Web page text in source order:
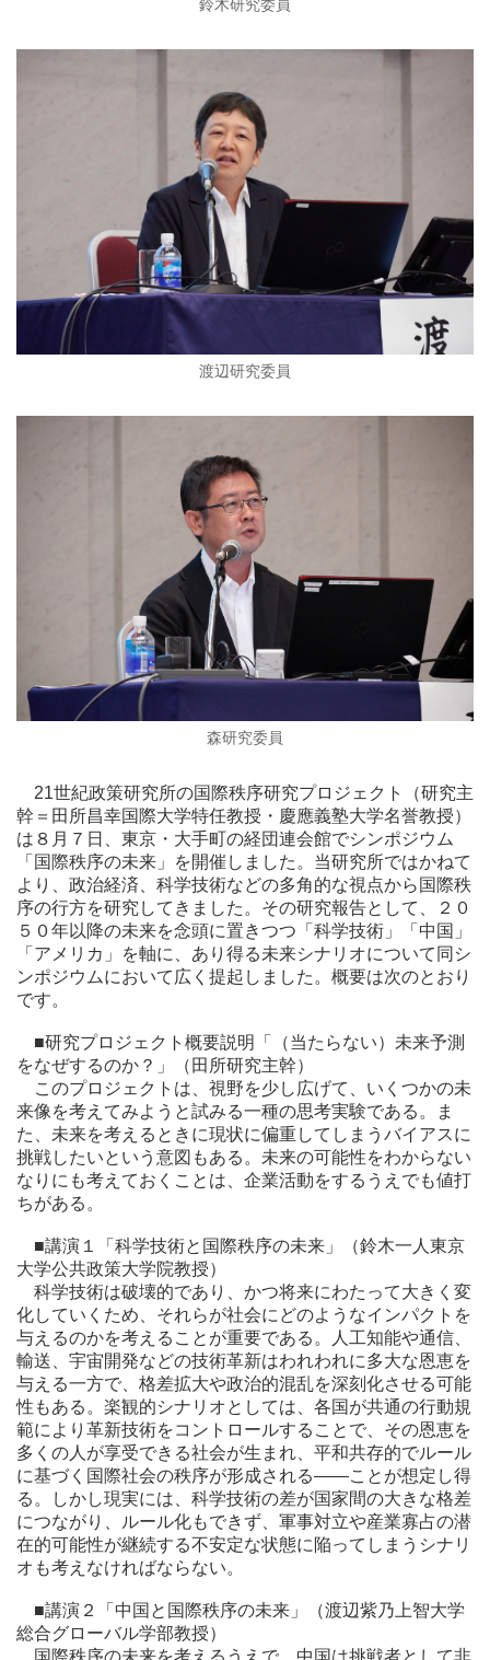
鈴木研究委員
渡辺研究委員
森研究委員
21世紀政策研究所の国際秩序研究プロジェクト（研究主
幹＝田所昌幸国際大学特任教授・慶應義塾大学名誉教授）
は８月７日、東京・大手町の経団連会館でシンポジウム
「国際秩序の未来」を開催しました。当研究所ではかねて
より、政治経済、科学技術などの多角的な視点から国際秩
序の行方を研究してきました。その研究報告として、２０
５０年以降の未来を念頭に置きつつ「科学技術」「中国」
「アメリカ」を軸に、あり得る未来シナリオについて同シ
ンポジウムにおいて広く提起しました。概要は次のとおり
です。
■研究プロジェクト概要説明「（当たらない）未来予測
をなぜするのか？」（田所研究主幹）
このプロジェクトは、視野を少し広げて、いくつかの未
来像を考えてみようと試みる一種の思考実験である。ま
た、未来を考えるときに現状に偏重してしまうバイアスに
挑戦したいという意図もある。未来の可能性をわからない
なりにも考えておくことは、企業活動をするうえでも値打
ちがある。
■講演１「科学技術と国際秩序の未来」（鈴木一人東京
大学公共政策大学院教授）
科学技術は破壊的であり、かつ将来にわたって大きく変
化していくため、それらが社会にどのようなインパクトを
与えるのかを考えることが重要である。人工知能や通信、
輸送、宇宙開発などの技術革新はわれわれに多大な恩恵を
与える一方で、格差拡大や政治的混乱を深刻化させる可能
性もある。楽観的シナリオとしては、各国が共通の行動規
範により革新技術をコントロールすることで、その恩恵を
多くの人が享受できる社会が生まれ、平和共存的でルール
に基づく国際社会の秩序が形成される――ことが想定し得
る。しかし現実には、科学技術の差が国家間の大きな格差
につながり、ルール化もできず、軍事対立や産業寡占の潜
在的可能性が継続する不安定な状態に陥ってしまうシナリ
オも考えなければならない。
■講演２「中国と国際秩序の未来」（渡辺紫乃上智大学
総合グローバル学部教授）
国際秩序の未来を考えるうえで、中国は挑戦者として非